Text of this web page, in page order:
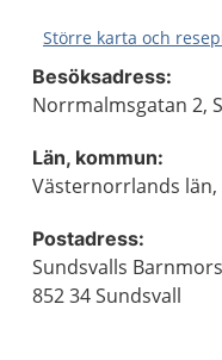
Större karta och
Besöksadress:
Norrmalmsgatan 2,
Län, kommun:
Västernorrlands län,
Postadress:
Sundsvalls
852 34 Sundsvall